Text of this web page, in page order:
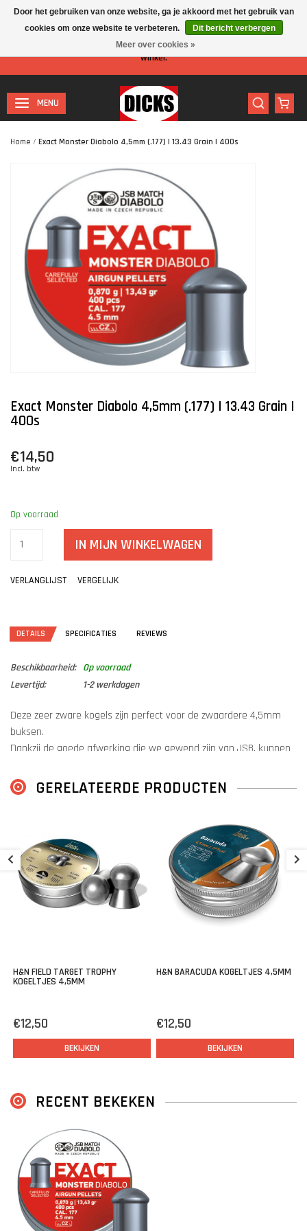
Let op: I.v.m. de zomervakantie is er minder personeel aanwezig in de
winkel.
MENU
Home / Exact Monster Diabolo 4,5mm (.177) | 13.43 Grain | 400s
Exact Monster Diabolo 4,5mm (.177) | 13.43 Grain |
400s
€14,50
Incl. btw
Op voorraad
IN MIJN WINKELWAGEN
VERLANGLIJST VERGELIJK
DETAILS SPECIFICATIES REVIEWS
Beschikbaarheid:
Op voorraad
Levertijd:
1-2 werkdagen
Deze zeer zware kogels zijn perfect voor de zwaardere 4,5mm
buksen.
Dankzij de goede afwerking die we gewend zijn van JSB, kunnen
GERELATEERDE PRODUCTEN
H&N FIELD TARGET TROPHY
KOGELTJES 4,5MM
€12,50
BEKIJKEN
H&N BARACUDA KOGELTJES 4,5MM
€12,50
BEKIJKEN
RECENT BEKEKEN
Door het gebruiken van onze website, ga je akkoord met het gebruik van
cookies om onze website te verbeteren.
Dit bericht verbergen
Meer over cookies »